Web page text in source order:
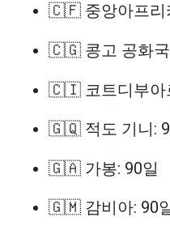
🇨🇫 중앙아프리
🇨🇬 콩고 공화국
🇨🇮 코트디부아
🇬🇶 적도 기니:
🇬🇦 가봉: 90일
🇬🇲 감비아: 90